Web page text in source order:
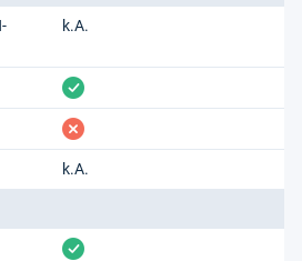
k.A.
vorhanden
fehlt
k.A.
vorhanden